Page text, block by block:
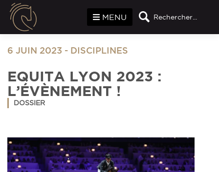
Rechercher...
MENU
6 JUIN 2023 - DISCIPLINES
EQUITA LYON 2023 :
L’ÉVÈNEMENT !
DOSSIER
Panneau de gestion des cookies